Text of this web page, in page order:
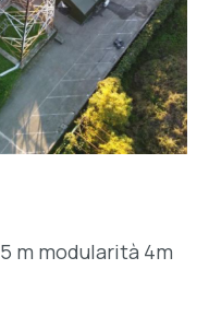
m modularità 4m